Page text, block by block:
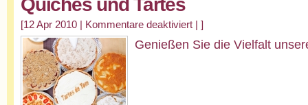
Quiches und Tartes
[12 Apr 2010 | Kommentare deaktiviert | ]
Genießen Sie die Vielfalt